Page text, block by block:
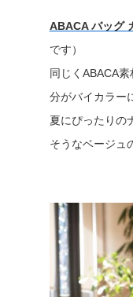
ABACA バッグ
です）
同じくABACA
分がバイカラー
夏にぴったりの
そうなベージュ